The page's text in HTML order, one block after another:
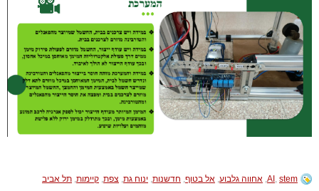
AI ,stem
,אחווה גלבוע,אל בטוף,חדשנות,ינוח גת,צפת,קיימות,תל אביב